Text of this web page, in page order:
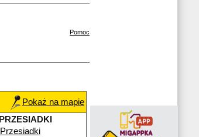
Pomoc
Pokaż na mapie
PRZESIADKI
Przesiadki